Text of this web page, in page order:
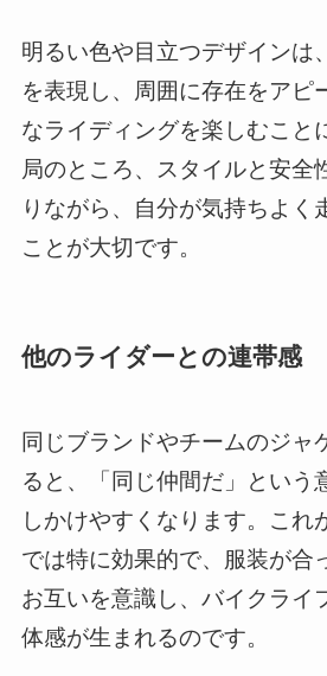
明るい色や目立つデザインは
を表現し、周囲に存在をアピ
なライディングを楽しむこと
局のところ、スタイルと安全
りながら、自分が気持ちよく
ことが大切です。
他のライダーとの連帯感
同じブランドやチームのジャ
ると、「同じ仲間だ」という
しかけやすくなります。これ
では特に効果的で、服装が合
お互いを意識し、バイクライ
体感が生まれるのです。